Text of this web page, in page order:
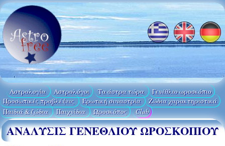
Αστρολογία Aστρολόγοι Τα άστρα τώρα
Γενέθλιο ωροσκόπιο
Προσωπικές προβλέψεις
Ερωτική συναστρία
Ζώδια χαρακτηριστικά
Παιδιά & ζώδια
Παιχνίδια Ωροσκόπος Club
ΑΝΑΛΥΣΙΣ ΓΕΝΕΘΛΙΟΥ ΩΡΟΣΚΟΠΙΟΥ